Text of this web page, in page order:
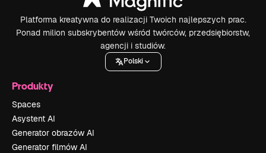
Platforma kreatywna do realizacji Twoich najlepszych prac.
Ponad milion subskrybentów wśród twórców, przedsiębiorstw,
agencji i studiów.
Polski
Produkty
Spaces
Asystent AI
Generator obrazów AI
Generator filmów AI